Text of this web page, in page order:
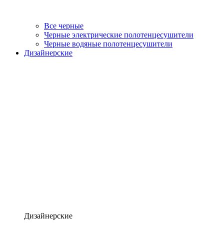
Все черные
Черные электрические полотенцесушители
Черные водяные полотенцесушители
Дизайнерские
Дизайнерские